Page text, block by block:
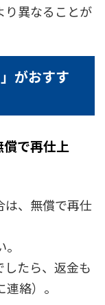
り異なることが
がおすす
で再仕上
は、無償で再仕
たら、返金も
絡）。